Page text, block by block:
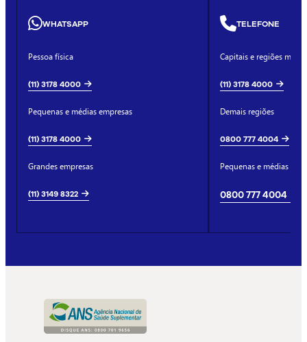
WHATSAPP
Pessoa física
(11) 3178 4000
Pequenas e médias empresas
(11) 3178 4000
Grandes empresas
(11) 3149 8322
TELEFONE
Capitais e regiões
(11) 3178 4000
Demais regiões
0800 777 4004
Pequenas e médias
0800 777 4004